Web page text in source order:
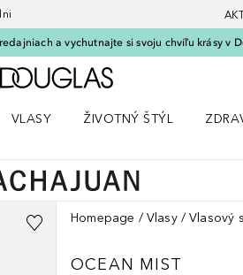
a vychutnajte si svoju chvíľu krásy v
Domov
VLASY
ŽIVOTNÝ ŠTÝL
Homepage Vlasy Vlasový
OCEAN MIST